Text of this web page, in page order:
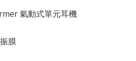
氣動式單元耳機
膜